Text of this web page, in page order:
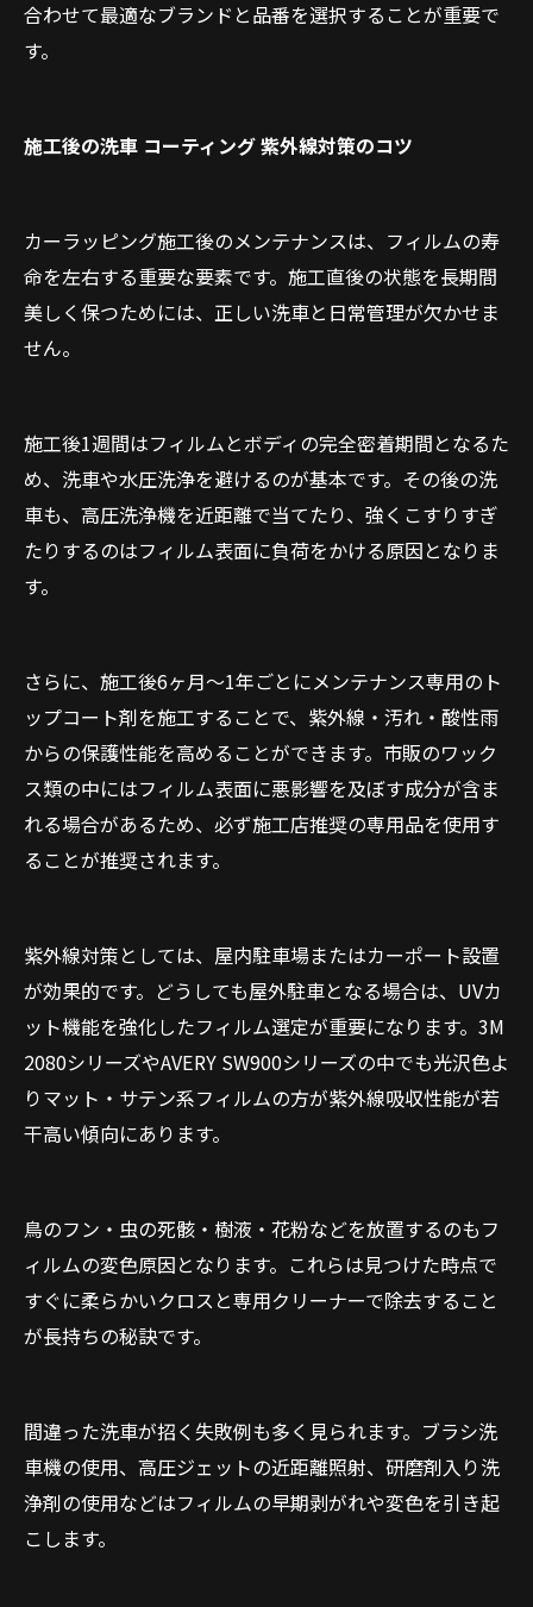
合わせて最適なブランドと品番を選択することが重要で
す。
施工後の洗車 コーティング 紫外線対策のコツ
カーラッピング施工後のメンテナンスは、フィルムの寿
命を左右する重要な要素です。施工直後の状態を長期間
美しく保つためには、正しい洗車と日常管理が欠かせま
せん。
施工後1週間はフィルムとボディの完全密着期間となるた
め、洗車や水圧洗浄を避けるのが基本です。その後の洗
車も、高圧洗浄機を近距離で当てたり、強くこすりすぎ
たりするのはフィルム表面に負荷をかける原因となりま
す。
さらに、施工後6ヶ月〜1年ごとにメンテナンス専用のト
ップコート剤を施工することで、紫外線・汚れ・酸性雨
からの保護性能を高めることができます。市販のワック
ス類の中にはフィルム表面に悪影響を及ぼす成分が含ま
れる場合があるため、必ず施工店推奨の専用品を使用す
ることが推奨されます。
紫外線対策としては、屋内駐車場またはカーポート設置
が効果的です。どうしても屋外駐車となる場合は、UVカ
ット機能を強化したフィルム選定が重要になります。3M
2080シリーズやAVERY SW900シリーズの中でも光沢色よ
りマット・サテン系フィルムの方が紫外線吸収性能が若
干高い傾向にあります。
鳥のフン・虫の死骸・樹液・花粉などを放置するのもフ
ィルムの変色原因となります。これらは見つけた時点で
すぐに柔らかいクロスと専用クリーナーで除去すること
が長持ちの秘訣です。
間違った洗車が招く失敗例も多く見られます。ブラシ洗
車機の使用、高圧ジェットの近距離照射、研磨剤入り洗
浄剤の使用などはフィルムの早期剥がれや変色を引き起
こします。
お問い合わせはこちら